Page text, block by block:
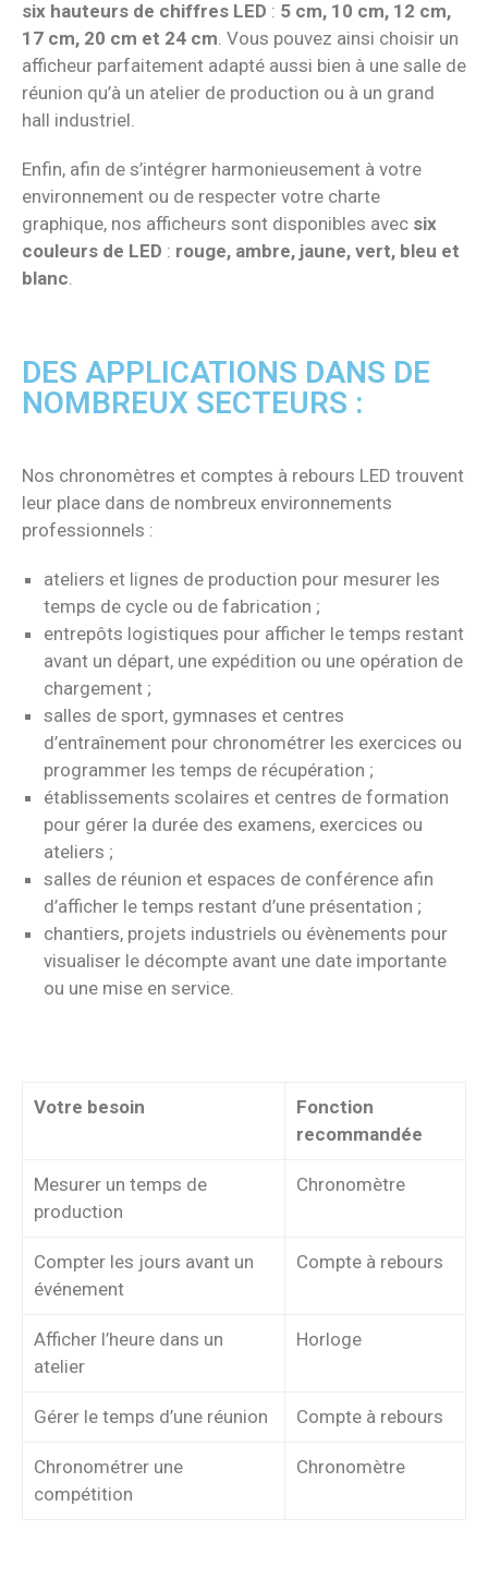
six hauteurs de chiffres LED : 5 cm, 10 cm, 12 cm,
17 cm, 20 cm et 24 cm . Vous pouvez ainsi choisir un
afficheur parfaitement adapté aussi bien à une salle de
réunion qu’à un atelier de production ou à un grand
hall industriel.
Enfin, afin de s’intégrer harmonieusement à votre
environnement ou de respecter votre charte
graphique, nos afficheurs sont disponibles avec six
couleurs de LED : rouge, ambre, jaune, vert, bleu et
blanc
DES APPLICATIONS DANS DE
NOMBREUX SECTEURS :
Nos chronomètres et comptes à rebours LED trouvent
leur place dans de nombreux environnements
professionnels :
ateliers et lignes de production pour mesurer les
temps de cycle ou de fabrication ;
entrepôts logistiques pour afficher le temps restant
avant un départ, une expédition ou une opération de
chargement ;
salles de sport, gymnases et centres
d’entraînement pour chronométrer les exercices ou
programmer les temps de récupération ;
établissements scolaires et centres de formation
pour gérer la durée des examens, exercices ou
ateliers ;
salles de réunion et espaces de conférence afin
d’afficher le temps restant d’une présentation ;
chantiers, projets industriels ou évènements pour
visualiser le décompte avant une date importante
ou une mise en service.
Votre besoin
Fonction
recommandée
Mesurer un temps de
production
Chronomètre
Compter les jours avant un
événement
Compte à rebours
Afficher l’heure dans un
atelier
Horloge
Gérer le temps d’une réunion Compte à rebours
Chronométrer une
compétition
Chronomètre